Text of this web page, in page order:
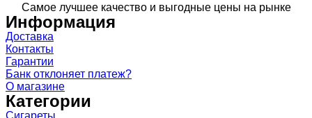
Самое лучшее качество и выгодные цены на рынке
Информация
Доставка
Контакты
Гарантии
Банк отклоняет платеж?
О магазине
Категории
Сигареты